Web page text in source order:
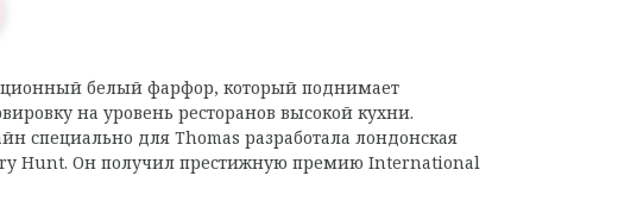
белый фарфор, который поднимает
на уровень ресторанов высокой кухни.
специально для Thomas разработала лондонская
Hunt. Он получил престижную премию International